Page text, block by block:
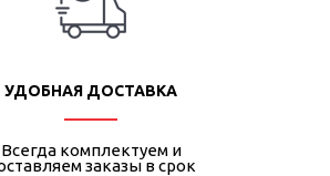
УДОБНАЯ ДОСТАВКА
Всегда комплектуем и
заказы в срок